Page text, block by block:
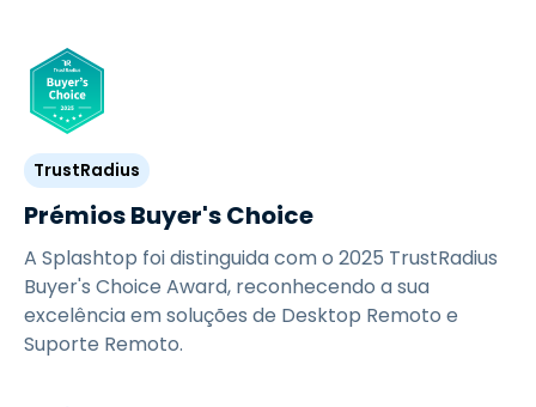
TrustRadius
Prémios Buyer's Choice
A Splashtop foi distinguida com o 2025 TrustRadius
Buyer's Choice Award, reconhecendo a sua
excelência em soluções de Desktop Remoto e
Suporte Remoto.